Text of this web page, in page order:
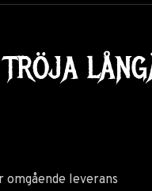
omgående leverans